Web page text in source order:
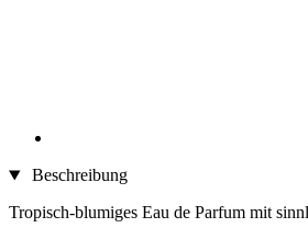
Beschreibung
Tropisch-blumiges Eau de Parfum mit